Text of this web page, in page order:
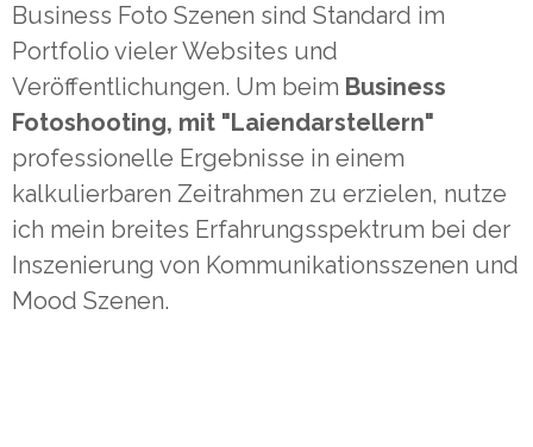
Business Foto Szenen sind Standard im
Portfolio vieler Websites und
Veröffentlichungen. Um beim Business
Fotoshooting, mit "Laiendarstellern"
professionelle Ergebnisse in einem
kalkulierbaren Zeitrahmen zu erzielen, nutze
ich mein breites Erfahrungsspektrum bei der
Inszenierung von Kommunikationsszenen und
Mood Szenen.